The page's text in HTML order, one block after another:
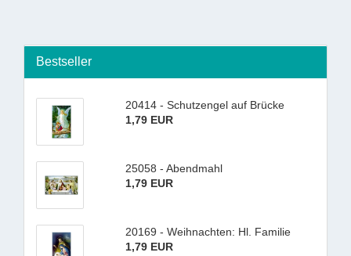
Bestseller
20414 - Schutzengel auf Brücke
1,79 EUR
25058 - Abendmahl
1,79 EUR
20169 - Weihnachten: Hl. Familie
1,79 EUR